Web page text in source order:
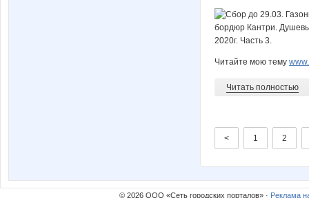
Читайте мою тему
Читать полностью
< 1 2
© 2026 ООО «Сеть городских порталов» · Реклама